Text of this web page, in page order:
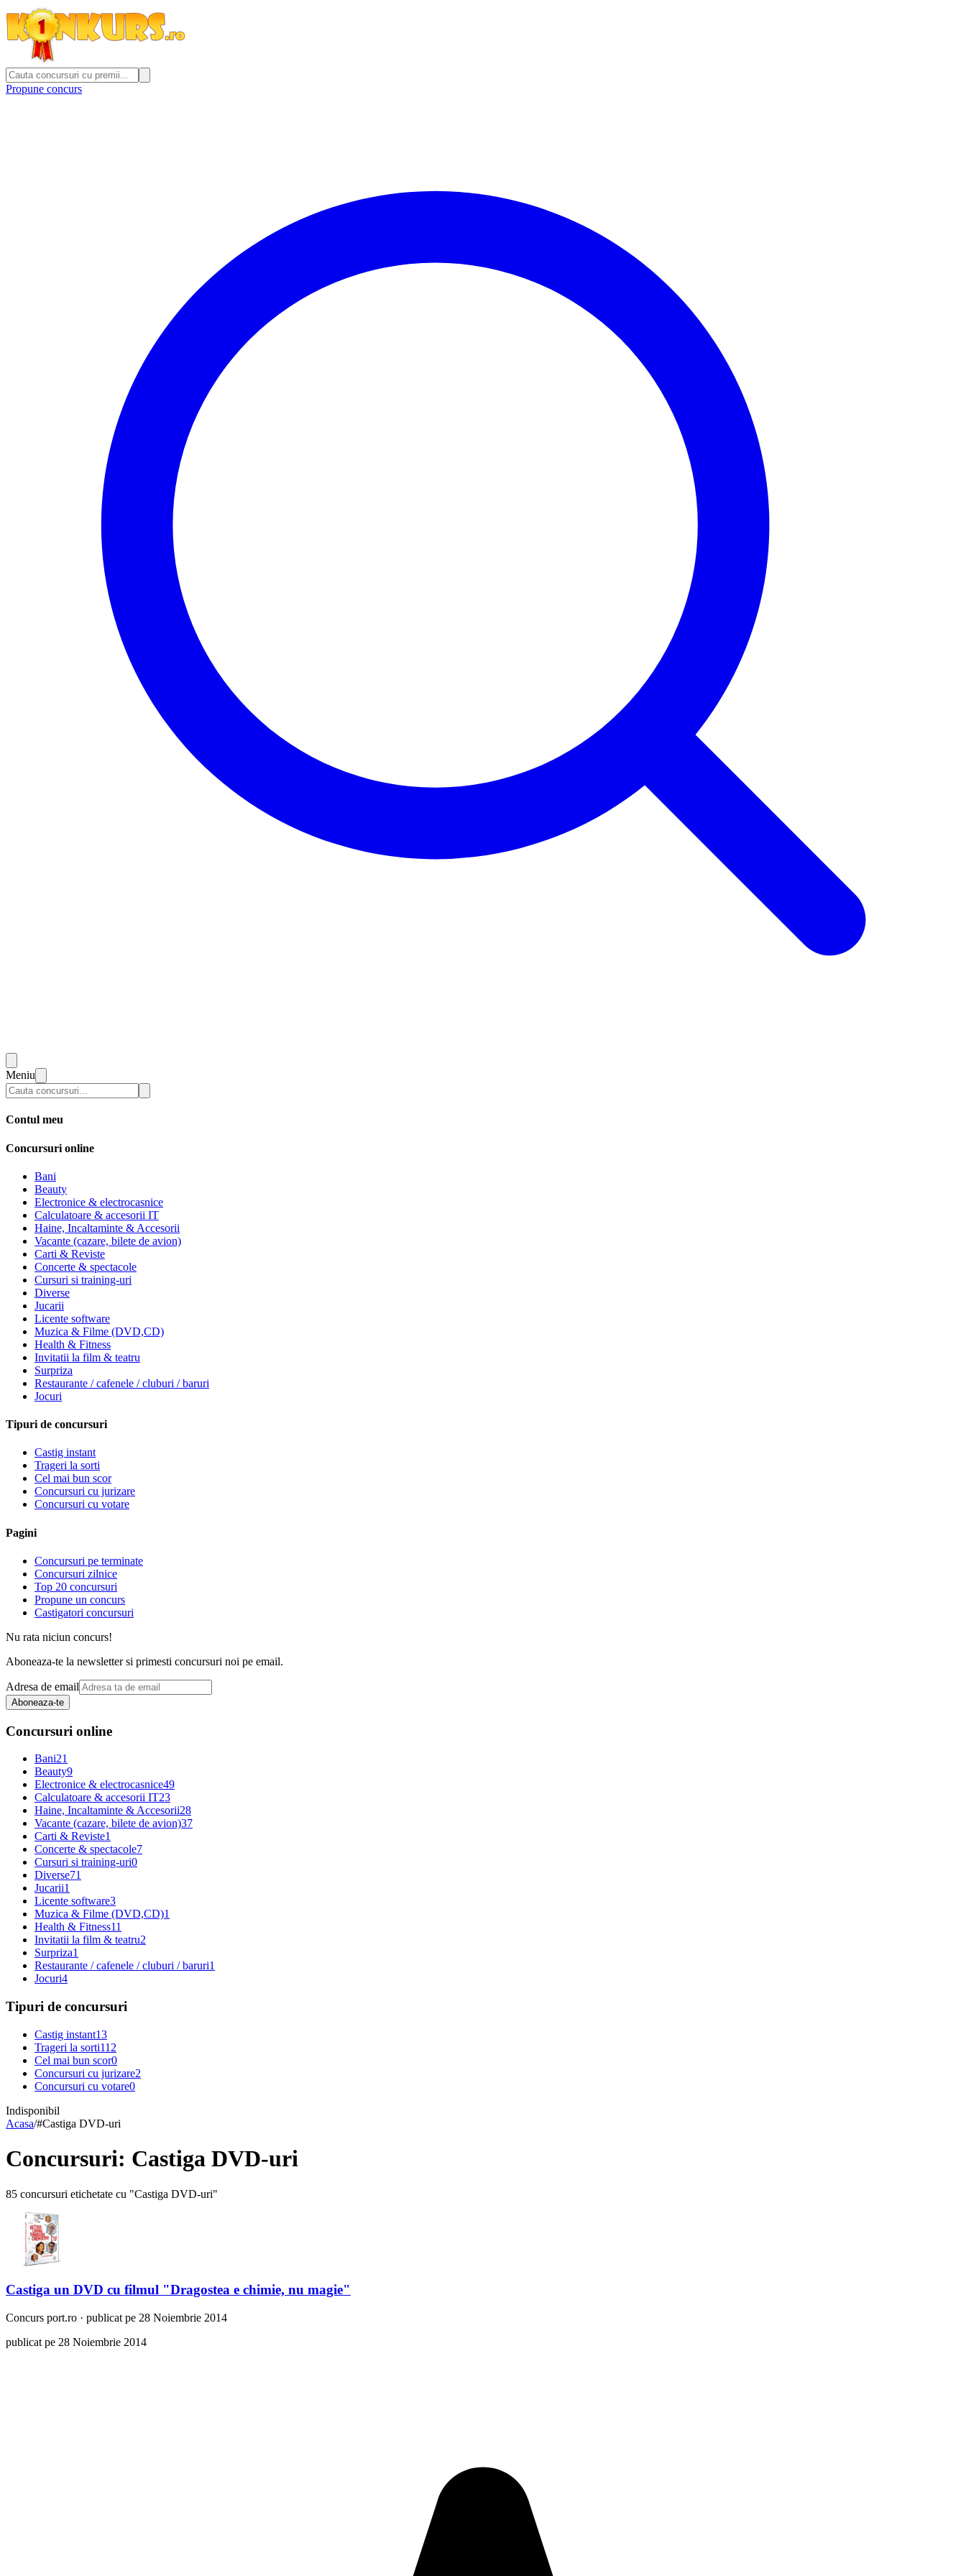
Propune concurs
Meniu
Contul meu
Concursuri online
Bani
Beauty
Electronice & electrocasnice
Calculatoare & accesorii IT
Haine, Incaltaminte & Accesorii
Vacante (cazare, bilete de avion)
Carti & Reviste
Concerte & spectacole
Cursuri si training-uri
Diverse
Jucarii
Licente software
Muzica & Filme (DVD,CD)
Health & Fitness
Invitatii la film & teatru
Surpriza
Restaurante / cafenele / cluburi / baruri
Jocuri
Tipuri de concursuri
Castig instant
Trageri la sorti
Cel mai bun scor
Concursuri cu jurizare
Concursuri cu votare
Pagini
Concursuri pe terminate
Concursuri zilnice
Top 20 concursuri
Propune un concurs
Castigatori concursuri
Nu rata niciun concurs!
Aboneaza-te la newsletter si primesti concursuri noi pe email.
Adresa de email
Aboneaza-te
Concursuri online
Bani21
Beauty9
Electronice & electrocasnice49
Calculatoare & accesorii IT23
Haine, Incaltaminte & Accesorii28
Vacante (cazare, bilete de avion)37
Carti & Reviste1
Concerte & spectacole7
Cursuri si training-uri0
Diverse71
Jucarii1
Licente software3
Muzica & Filme (DVD,CD)1
Health & Fitness11
Invitatii la film & teatru2
Surpriza1
Restaurante / cafenele / cluburi / baruri1
Jocuri4
Tipuri de concursuri
Castig instant13
Trageri la sorti112
Cel mai bun scor0
Concursuri cu jurizare2
Concursuri cu votare0
Indisponibil
Acasa/#Castiga DVD-uri
Concursuri: Castiga DVD-uri
85 concursuri etichetate cu "Castiga DVD-uri"
Castiga un DVD cu filmul "Dragostea e chimie, nu magie"
Concurs port.ro · publicat pe 28 Noiembrie 2014
publicat pe 28 Noiembrie 2014